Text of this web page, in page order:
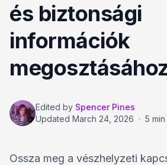
és biztonsági
információk
Edited by Spencer Pines
Updated March 24, 2026 · 5
Ossza meg a vészhelyzeti